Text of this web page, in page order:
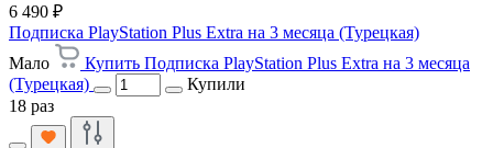
6 490 ₽
Подписка PlayStation Plus Extra на 3 месяца (Турецкая)
Мало
Купить Подписка PlayStation Plus Extra на 3 месяца
(Турецкая)
Купили
18 раз